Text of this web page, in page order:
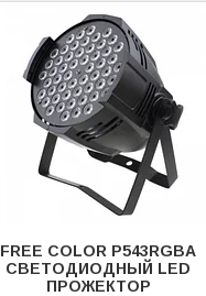
FREE COLOR P543RGBA
СВЕТОДИОДНЫЙ LED
ПРОЖЕКТОР